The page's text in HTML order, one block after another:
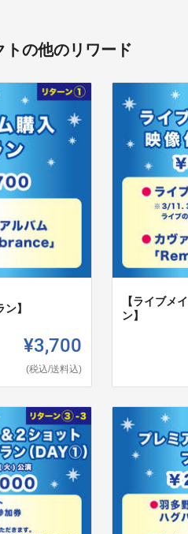
トの他のリワード
】
¥3,700
(税込/送料込)
【ライブメ
ン】